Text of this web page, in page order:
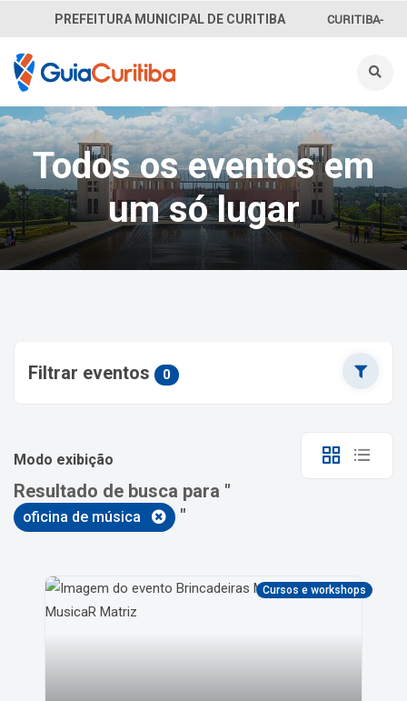
PREFEITURA MUNICIPAL DE CURITIBA CURITIBA-
INFORMAÇÃO
SECRETARIAS
Todos os eventos em
um só lugar
Filtrar eventos 0
Modo exibição
Resultado de busca para "
oficina de música "
Cursos e workshops